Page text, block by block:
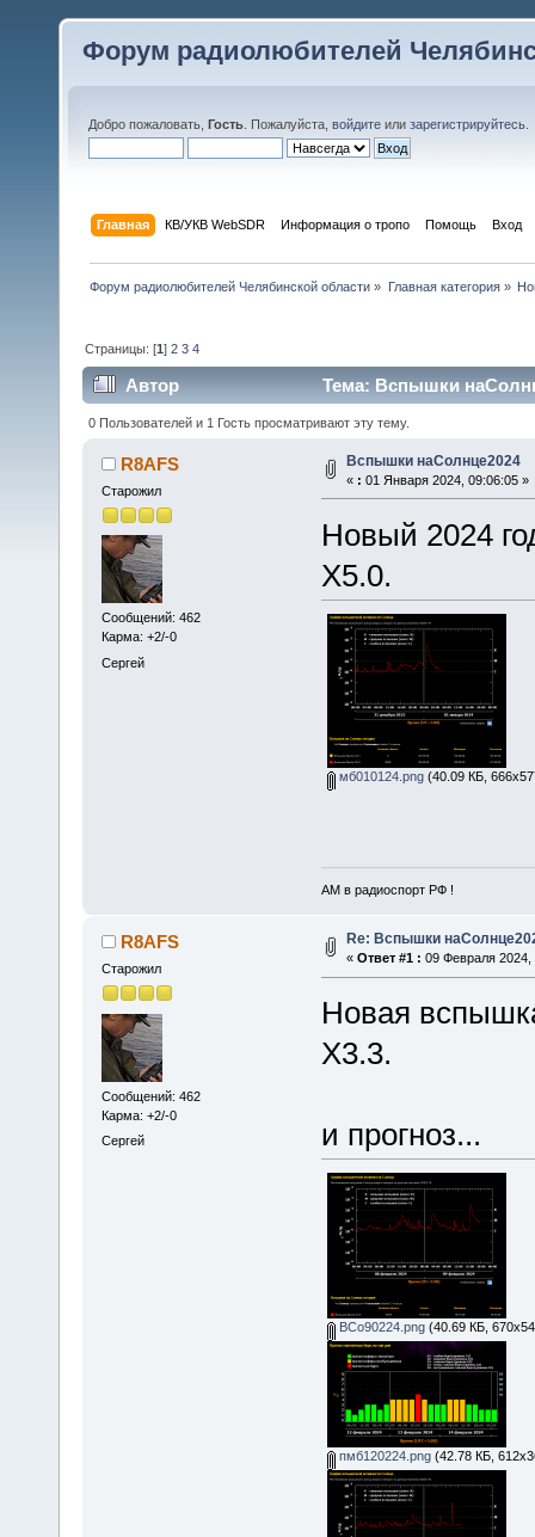
Форум радиолюбителей
Добро пожаловать, Гость . Пожалуйста, войдите или зарегистрируйтесь
Главная КВ/УКВ WebSDR Информация о тропо Помощь Вход
Форум радиолюбителей Челябинской области » Главная категория»
Страницы: [1]2 3 4
Автор Тема: Вспышки
0 Пользователей и 1 Гость просматривают эту тему.
R8AFS
Старожил
Сообщений: 462
Карма: +2/-0
Сергей
Вспышки наСолнце2024
« : 01 Января 2024, 09:06:05 »
Новый 2024
Х5.0.
мб010124.png(40.09 КБ,
АМ в радиоспорт РФ !
R8AFS
Старожил
Сообщений: 462
Карма: +2/-0
Сергей
Re: Вспышки
« Ответ #1 : 09 Февраля 2024,
Новая
Х3.3.
и прогноз...
ВСо90224.png(40.69 КБ,
пмб120224.png(42.78 КБ,